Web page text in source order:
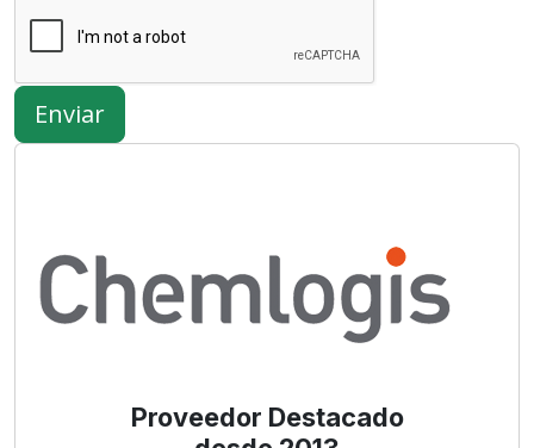
Enviar
Proveedor Destacado